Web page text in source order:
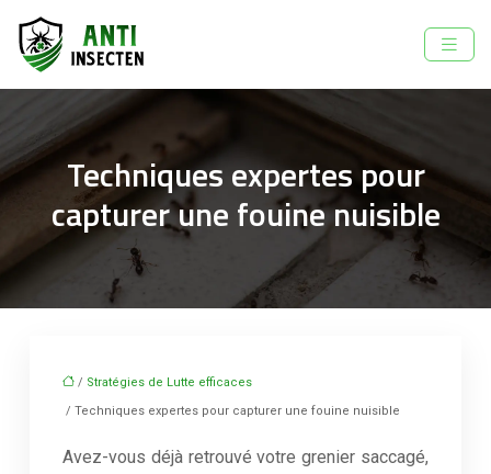
Techniques expertes pour
capturer une fouine nuisible
/ Stratégies de Lutte efficaces
/ Techniques expertes pour capturer une fouine nuisible
Avez-vous déjà retrouvé votre grenier saccagé,